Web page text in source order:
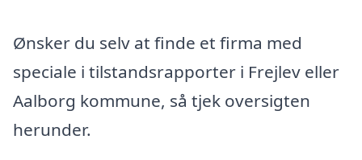
Ønsker du selv at finde et firma med
speciale i tilstandsrapporter i Frejlev eller
Aalborg kommune, så tjek oversigten
herunder.